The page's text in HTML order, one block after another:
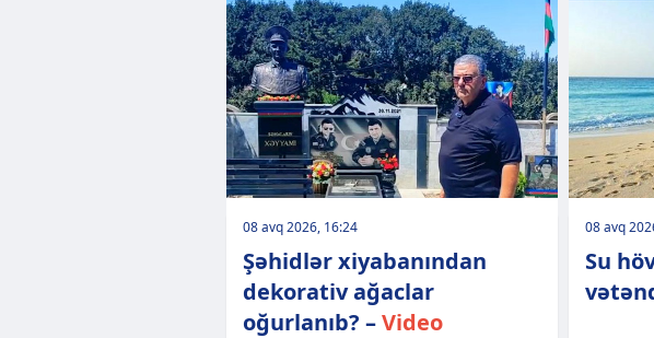
08 avq 2026, 16:24
Şəhidlər xiyabanından
dekorativ ağaclar
oğurlanıb? –Video
08 avq
Su